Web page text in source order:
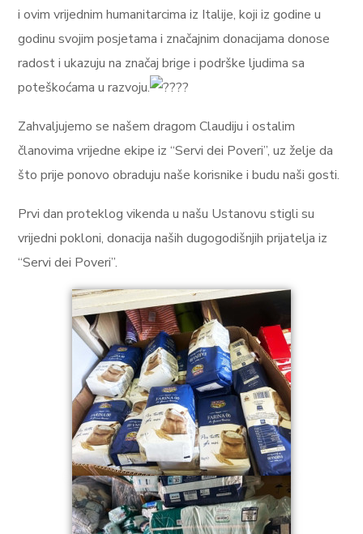
i ovim vrijednim humanitarcima iz Italije, koji iz godine u
godinu svojim posjetama i značajnim donacijama donose
radost i ukazuju na značaj brige i podrške ljudima sa
poteškoćama u razvoju.
Zahvaljujemo se našem dragom Claudiju i ostalim
članovima vrijedne ekipe iz “Servi dei Poveri”, uz želje da
što prije ponovo obraduju naše korisnike i budu naši gosti.
Prvi dan proteklog vikenda u našu Ustanovu stigli su
vrijedni pokloni, donacija naših dugogodišnjih prijatelja iz
“Servi dei Poveri”.